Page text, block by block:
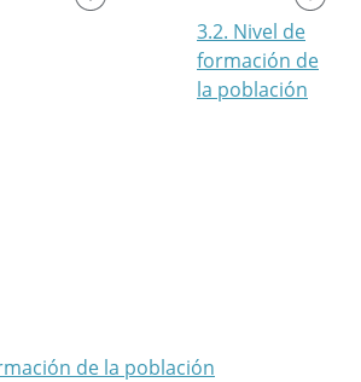
de la población
3.2. Nivel de
formación de
la población